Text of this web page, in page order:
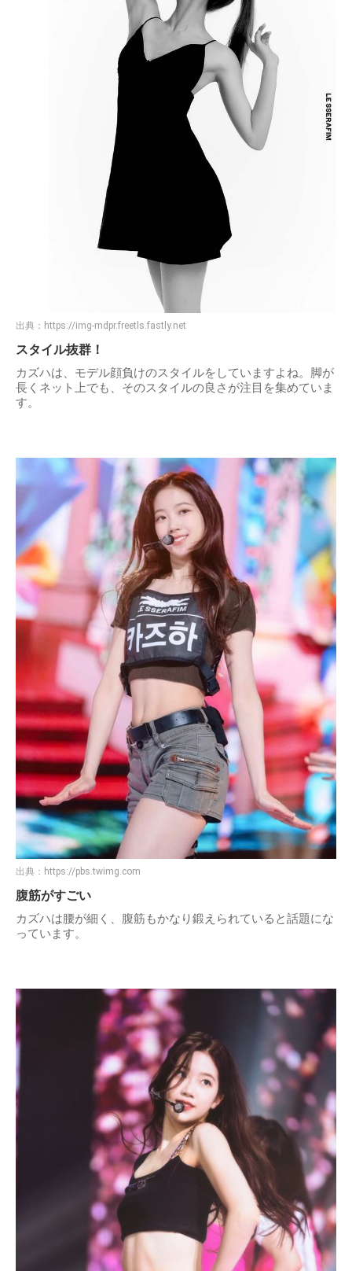
出典： https://img-mdpr.freetls.fastly.net
スタイル抜群！
カズハは、モデル顔負けのスタイルをしていますよね。脚が
長くネット上でも、そのスタイルの良さが注目を集めていま
す。
出典： https://pbs.twimg.com
腹筋がすごい
カズハは腰が細く、腹筋もかなり鍛えられていると話題にな
っています。